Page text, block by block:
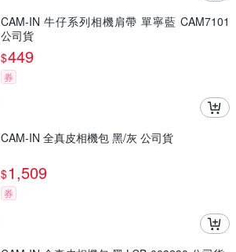
CAM-IN 牛仔系列相機肩帶 單寧藍 CAM7101
公司貨
$449
券
CAM-IN 全真皮相機包 黑/灰 公司貨
$1,509
券